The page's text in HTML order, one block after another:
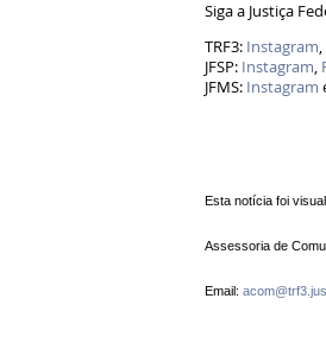
Siga a Justiça
TRF3: Instagram,
JFSP: Instagram,
JFMS: Instagram
Esta notícia foi
Assessoria de
Email: